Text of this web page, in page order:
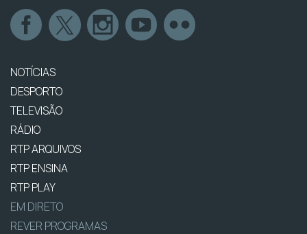
NOTÍCIAS
DESPORTO
TELEVISÃO
RÁDIO
RTP ARQUIVOS
RTP ENSINA
RTP PLAY
EM DIRETO
REVER PROGRAMAS